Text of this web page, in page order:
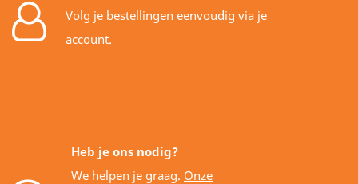
Volg je bestellingen eenvoudig via je
account.
Heb je ons nodig?
We helpen je graag. Onze